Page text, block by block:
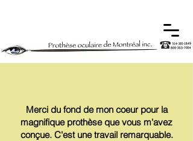
Merci du fond de mon coeur pour la
magnifique prothèse que vous m'avez
conçue. C'est une travail remarquable.